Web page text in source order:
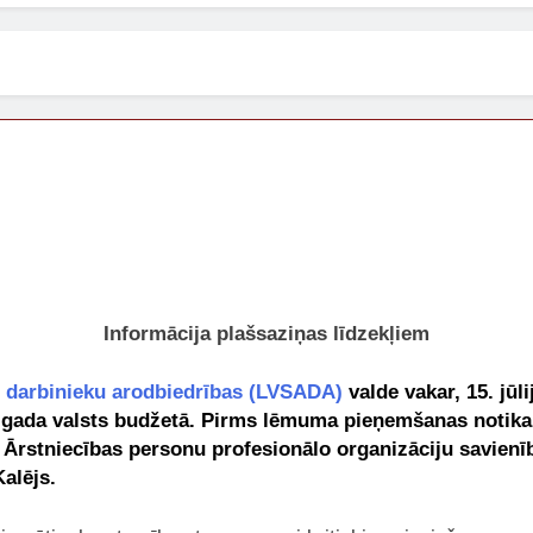
Informācija plašsaziņas līdzekļiem
arodbiedrības (LVSADA) valde vakar, 15.
valsts budžetā. Pirms lēmuma pieņemšanas
personu profesionālo organizāciju